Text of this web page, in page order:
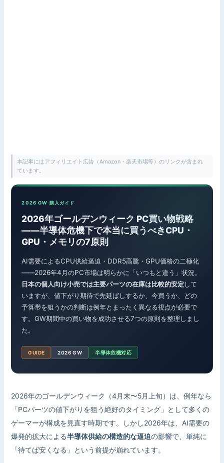
本記事にはアフィリエイト広告（Amazon・楽天市場等）のリンクが含まれ
ています。
2026 GW 購入ガイド
2026年ゴールデンウィーク PC買い物戦略
——半導体危機下で本当に買うべきCPU・
GPU・メモリの7原則
AI需要によるCPU供給逼迫・DDR5高騰・GPU価格の二極化
——2026年4月のPC市場は明らかに「いつもと違う」状況。
日本の個人向け小売では主要パーツの在庫は比較的安定して
いますが、値下がり期待で先延ばしするか、今買うか、どの
予算帯を狙うかの判断は例年とまったく異なる視点が必要で
す。GW期間中の買い物を成功させる7つの原則を整理しまし
た。
GUIDE 2026 GW 半導体危機対応
2026年のゴールデンウィーク（4月末〜5月上旬）は、例年なら
「PCパーツの値下がりを狙う絶好のタイミング」として多くの
ゲーマーが構成を見直す時期です。しかし2026年は、AI需要の
爆発的拡大による半導体供給の構造的な逼迫の影響で、単純に
「待てば安くなる」という前提が崩れています。